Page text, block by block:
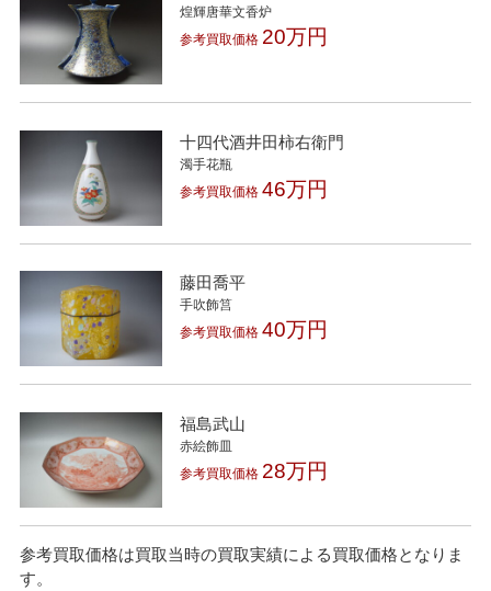
煌輝唐華文香炉
参考買取価格 20万円
十四代酒井田柿右衛門
濁手花瓶
参考買取価格 46万円
藤田喬平
手吹飾筥
参考買取価格 40万円
福島武山
赤絵飾皿
参考買取価格 28万円
参考買取価格は買取当時の買取実績による買取価格となりま
す。